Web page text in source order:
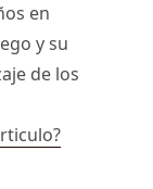
en
y su
de los